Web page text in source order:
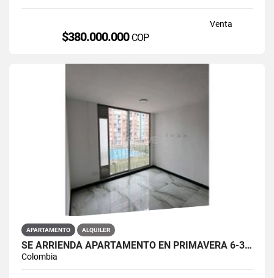
Venta
$380.000.000 COP
APARTAMENTO ALQUILER
SE ARRIENDA APARTAMENTO EN PRIMAVERA 6-39 ET 2 PISO 3 PARS ESTRENAR
Colombia